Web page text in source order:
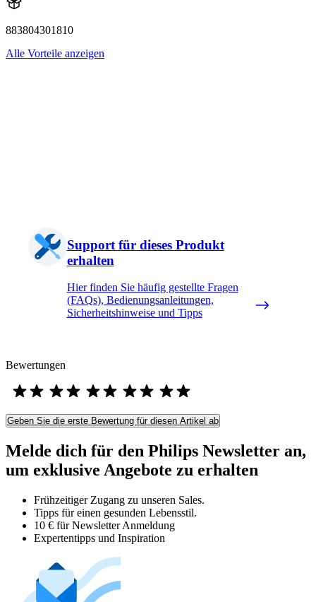
883804301810
Alle Vorteile anzeigen
Support für dieses Produkt
erhalten
Hier finden Sie häufig gestellte Fragen
(FAQs), Bedienungsanleitungen,
Sicherheitshinweise und Tipps
Bewertungen
Geben Sie die erste Bewertung für diesen Artikel ab
Melde dich für den Philips Newsletter an,
um exklusive Angebote zu erhalten
Frühzeitiger Zugang zu unseren Sales.
Tipps für einen gesunden Lebensstil.
10 € für Newsletter Anmeldung
Expertentipps und Inspiration